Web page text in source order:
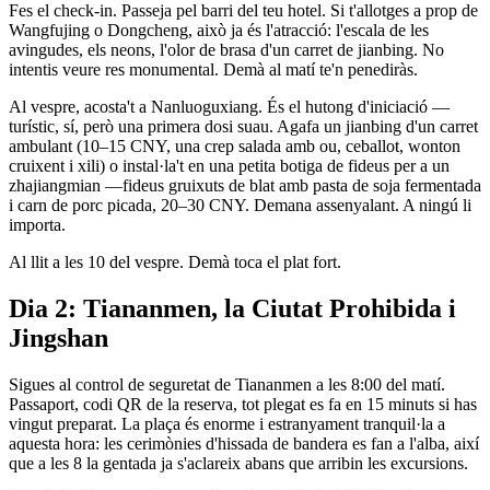
Fes el check-in. Passeja pel barri del teu hotel. Si t'allotges a prop de
Wangfujing o Dongcheng, això ja és l'atracció: l'escala de les
avingudes, els neons, l'olor de brasa d'un carret de jianbing. No
intentis veure res monumental. Demà al matí te'n penediràs.
Al vespre, acosta't a Nanluoguxiang. És el hutong d'iniciació —
turístic, sí, però una primera dosi suau. Agafa un jianbing d'un carret
ambulant (10–15 CNY, una crep salada amb ou, ceballot, wonton
cruixent i xili) o instal·la't en una petita botiga de fideus per a un
zhajiangmian —fideus gruixuts de blat amb pasta de soja fermentada
i carn de porc picada, 20–30 CNY. Demana assenyalant. A ningú li
importa.
Al llit a les 10 del vespre. Demà toca el plat fort.
Dia 2: Tiananmen, la Ciutat Prohibida i
Jingshan
Sigues al control de seguretat de Tiananmen a les 8:00 del matí.
Passaport, codi QR de la reserva, tot plegat es fa en 15 minuts si has
vingut preparat. La plaça és enorme i estranyament tranquil·la a
aquesta hora: les cerimònies d'hissada de bandera es fan a l'alba, així
que a les 8 la gentada ja s'aclareix abans que arribin les excursions.